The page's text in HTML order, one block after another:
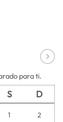
para ti.
S D
1 2